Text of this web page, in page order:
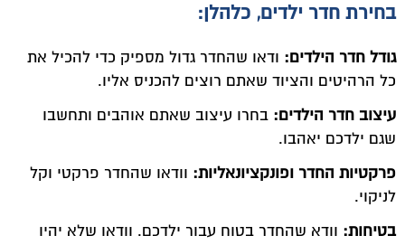
בחירת חדר ילדים, כלהלן:
גודל חדר הילדים: ודאו שהחדר גדול מספיק כדי להכיל את
כל הרהיטים והציוד שאתם רוצים להכניס אליו.
עיצוב חדר הילדים: בחרו עיצוב שאתם אוהבים ותחשבו
שגם ילדכם יאהבו.
פרקטיות החדר ופונקציונאליות: וודאו שהחדר פרקטי וקל
לניקוי.
בטיחות: וודא שהחדר בטוח עבור ילדכם. וודאו שלא יהיו